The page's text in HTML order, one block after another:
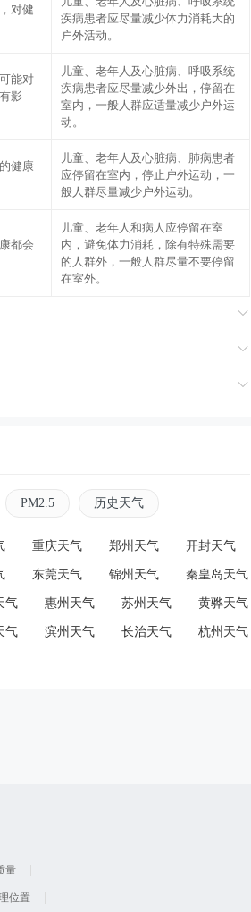
对健
疾病患者应尽量减少体力消耗大的
户外活动。
能对
影
儿童、老年人及心脏病、呼吸系统
疾病患者应尽量减少外出，停留在
室内，一般人群应适量减少户外运
动。
健康
儿童、老年人及心脏病、肺病患者
应停留在室内，停止户外运动，一
般人群尽量减少户外运动。
都会
儿童、老年人和病人应停留在室
内，避免体力消耗，除有特殊需要
的人群外，一般人群尽量不要停留
在室外。
PM2.5 历史天气
重庆天气 郑州天气 开封天气
东莞天气 锦州天气 秦皇岛天气
气 惠州天气 苏州天气 黄骅天气
气 滨州天气 长治天气 杭州天气
量
位置